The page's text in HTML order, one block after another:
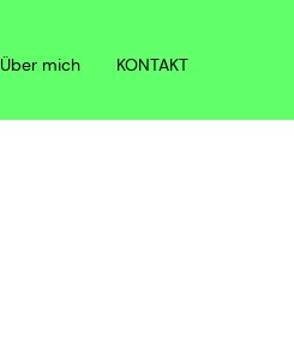
Über mich KONTAKT